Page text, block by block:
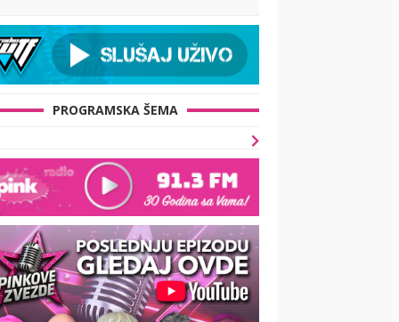
PROGRAMSKA ŠEMA